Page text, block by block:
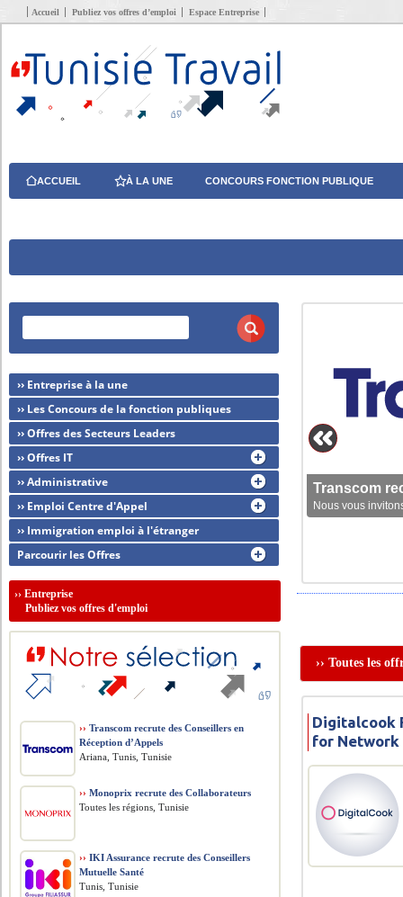
Accueil Publiez vos offres d’emploi Espace Entreprise
ACCUEIL À LA UNE CONCOURS FONCTION PUBLIQUE
Transcom
Nous vous
›› Toutes les
Digitalcook
for
›› Entreprise à la une
›› Les Concours de la fonction publiques
›› Offres des Secteurs Leaders
›› Offres IT
›› Administrative
›› Emploi Centre d'Appel
›› Immigration emploi à l'étranger
Parcourir les Offres
››Entreprise
Publiez vos offres d'emploi
›› Transcom recrute des Conseillers en
Réception d’Appels
Ariana, Tunis, Tunisie
›› Monoprix recrute des Collaborateurs
Toutes les régions, Tunisie
›› IKI Assurance recrute des Conseillers
Mutuelle Santé
Tunis, Tunisie